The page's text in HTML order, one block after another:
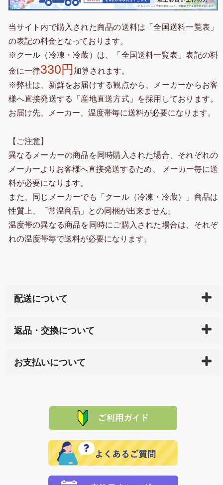
当サイト内で購入された商品の送料は「全国送料一覧表」
の表記の料金となっております。
※クール（冷凍・冷蔵）は、「全国送料一覧表」表記の料
金に一律330円 加算されます。
※弊社は、新鮮をお届けする観点から、メーカーからお客
様へ直接発送する「産地直送方式」を採用しております。
お届け先、メーカー、温度帯毎に送料が必要になります。
【ご注意】
異なるメーカーの商品を同時購入された場合、それぞれの
メーカーよりお客様へ直接発送するため、 メーカー毎に送
料が必要になります。
また、同じメーカーでも「クール（冷凍・冷蔵）」商品は
性質上、「常温商品」との同梱が出来ません。
温度帯の異なる商品を同時にご購入された場合は、それぞ
れの温度帯毎で送料が必要になります。
配送について
天ペイ」の方はご注文受付後）、 長崎県下全域に点在
サイト内で購入された商品の送料は、こちらの
全国送
れの生産メーカーからお客様の元へ直送いたしますの
で、 それぞれ個別に送料が必要になります。
返品・交換について
または配送途中の 事故などで不都合が生じている場合
品代金を返金いたします。）
その際は誠に申し訳ありませんが、当協会までご注文
願いいたします。
お支払いについて
た場合、お客様からの ご入金を確認した後で、商品を
※「クレジットカード」「PayPay」「楽天ペイ」を指
定された場合は、準備出来次第の便にてお送りいたし
ます。 （到着日指定をされている場合は、ご指定の日
程に合わせてお届けいたします。）